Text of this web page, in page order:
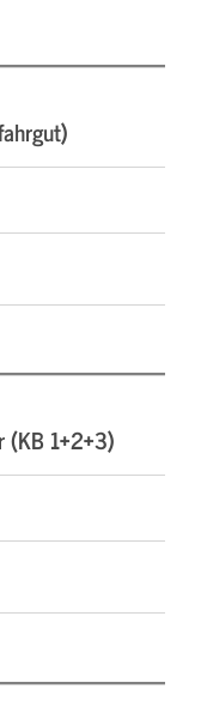
(KB 1+2+3)